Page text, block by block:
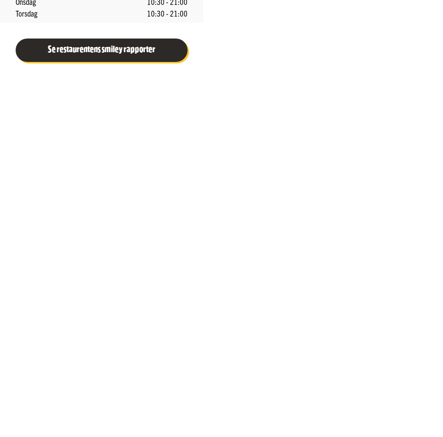
Torsdag
10:30 - 21:00
Se restaurentens smiley rapporter